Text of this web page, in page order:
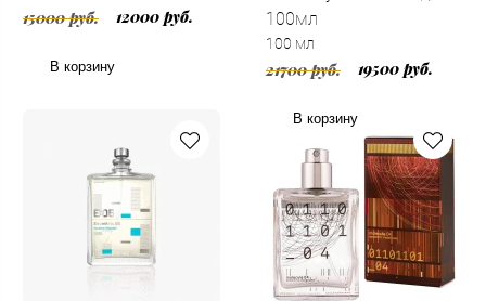
15000 руб. 12000 руб.
В корзину
100мл
100 мл
21700 руб. 19500 руб.
В корзину